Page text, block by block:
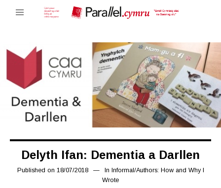
Delyth Ifan: Dementia a Darllen
Published on 18/07/201816/03/2019
In Informal /Authors: How and Why I
Wrote